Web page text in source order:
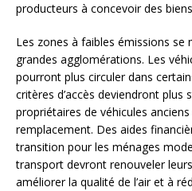
producteurs à concevoir des
Les zones à faibles émissions se
grandes agglomérations. Les
pourront plus circuler dans
critères d’accès deviendront plus
propriétaires de véhicules
remplacement. Des aides
transition pour les ménages
transport devront renouveler
améliorer la qualité de l’air et à